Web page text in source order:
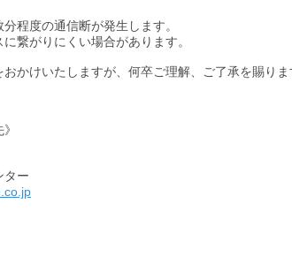
程度の通信断が発生します。
繋がりにくい場合があります。
かけいたしますが、何卒ご理解、ご了承を賜りま
ター